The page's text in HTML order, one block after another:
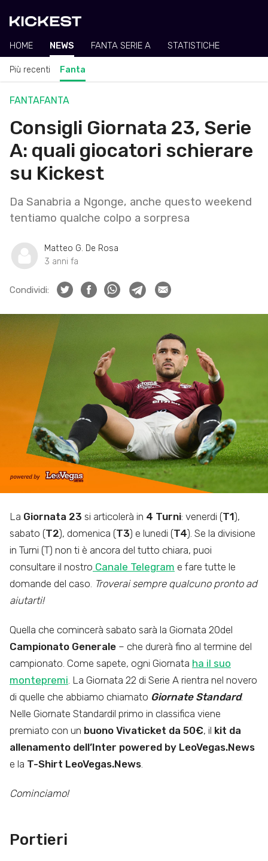
HOME NEWS FANTA SERIE A STATISTICHE
Più recenti Fanta
FANTAFANTA
Consigli Giornata 23, Serie
A: quali giocatori schierare
su Kickest
Da Sanabria a Ngonge, anche questo weekend
tentiamo qualche colpo a sorpresa
Matteo G. De Rosa
3 anni fa
Condividi:
La Giornata 23 si articolerà in 4 Turni: venerdi (T1),
sabato (T2), domenica (T3) e lunedi (T4). Se la divisione
in Turni (T) non ti è ancora del tutto chiara, puoi
consultare il nostro Canale Telegram e fare tutte le
domande del caso. Troverai sempre qualcuno pronto ad
aiutarti!
Quella che comincerà sabato sarà la Giornata 20del
Campionato Generale – che durerà fino al termine del
campionato. Come sapete, ogni Giornata ha il suo
montepremi. La Giornata 22 di Serie A rientra nel novero
di quelle che abbiamo chiamato Giornate Standard.
Nelle Giornate Standardil primo in classifica viene
premiato con un buono Vivaticket da 50€, il kit da
allenamento dell’Inter powered by LeoVegas.News
e la T-Shirt LeoVegas.News.
Cominciamo!
Portieri